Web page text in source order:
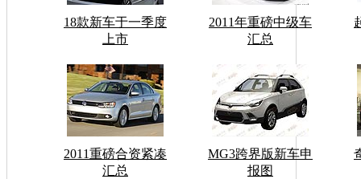
18款新车于一季度
上市
2011年重磅中级车
汇总
2011重磅合资紧凑
汇总
MG3跨界版新车申
报图